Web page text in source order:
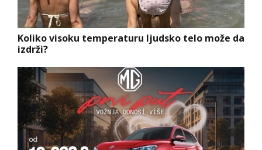
Koliko visoku temperaturu ljudsko telo može da
izdrži?